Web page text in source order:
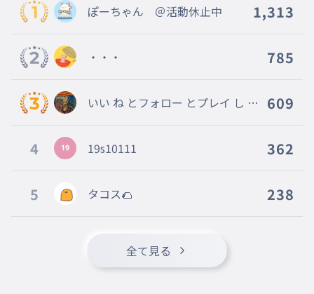
ぽーちゃん ＠活動休止中 1,313
・・・ 785
いい ね とフォロー とプレイ し て
609
4 19s10111 362
5 タコス🌮 238
全て見る